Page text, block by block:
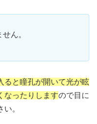
ん。
ると瞳孔が開いて光が眩
なったりしますので目に
。